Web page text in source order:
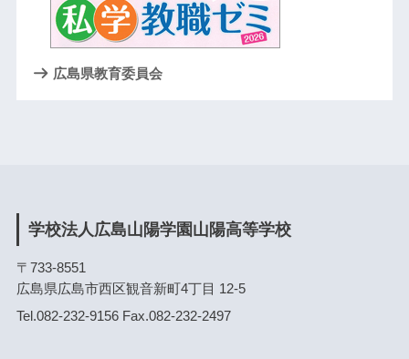
広島県教育委員会
学校法人広島山陽学園山陽高等学校
〒733-8551
広島県広島市西区観音新町4丁目 12-5
Tel.082-232-9156 Fax.082-232-2497